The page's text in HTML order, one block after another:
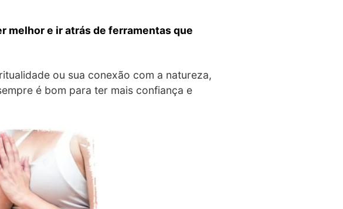
melhor e ir atrás de ferramentas que
ou sua conexão com a natureza,
é bom para ter mais confiança e